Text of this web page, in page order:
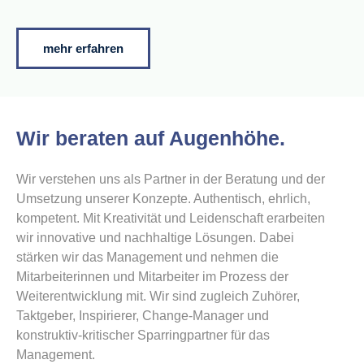
mehr erfahren
Wir beraten auf Augenhöhe.
Wir verstehen uns als Partner in der Beratung und der
Umsetzung unserer Konzepte. Authentisch, ehrlich,
kompetent. Mit Kreativität und Leidenschaft erarbeiten
wir innovative und nachhaltige Lösungen. Dabei
stärken wir das Management und nehmen die
Mitarbeiterinnen und Mitarbeiter im Prozess der
Weiterentwicklung mit. Wir sind zugleich Zuhörer,
Taktgeber, Inspirierer, Change-Manager und
konstruktiv-kritischer Sparringpartner für das
Management.